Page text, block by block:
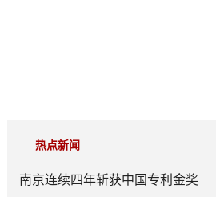
热点新闻
南京连续四年斩获中国专利金奖